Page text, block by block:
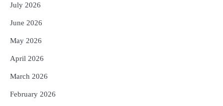
5
July 2026
June 2026
May 2026
April 2026
March 2026
February 2026